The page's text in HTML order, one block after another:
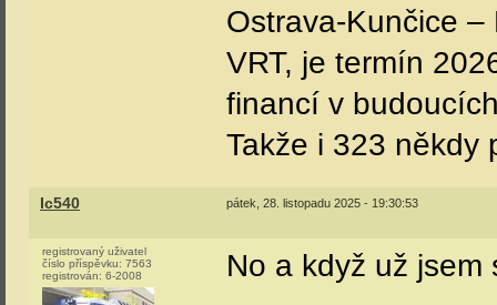
Ostrava-Kunčice
VRT, je termín
financí v
Takže i 323 někdy
Ic540 pátek, 28. listopadu 2025 - 19:30:53
registrovaný uživatel
číslo příspěvku: 7563
registrován: 6-2008 No a když už jsem